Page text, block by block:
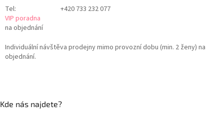
Tel:
+420 733 232 077
VIP poradna
na objednání
Individuální návštěva prodejny mimo provozní dobu (min. 2 ženy) na
objednání.
Kde nás najdete?